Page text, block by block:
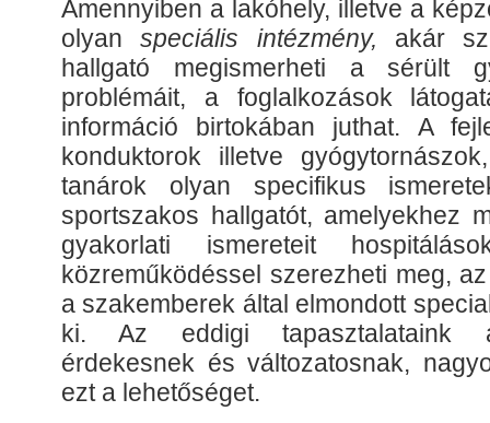
Amennyiben a lakóhely, illetve a
olyan speciális intézmény, akár
hallgató megismerheti a sérült
problémáit, a foglalkozások
információ birtokában juthat. A
konduktorok illetve
tanárok olyan specifikus
sportszakos hallgatót, amelyekhez
gyakorlati ismereteit
közreműködéssel szerezheti meg,
a szakemberek által elmondott
ki. Az eddigi tapasztalataink
érdekesnek és változatosnak,
ezt a lehetőséget.